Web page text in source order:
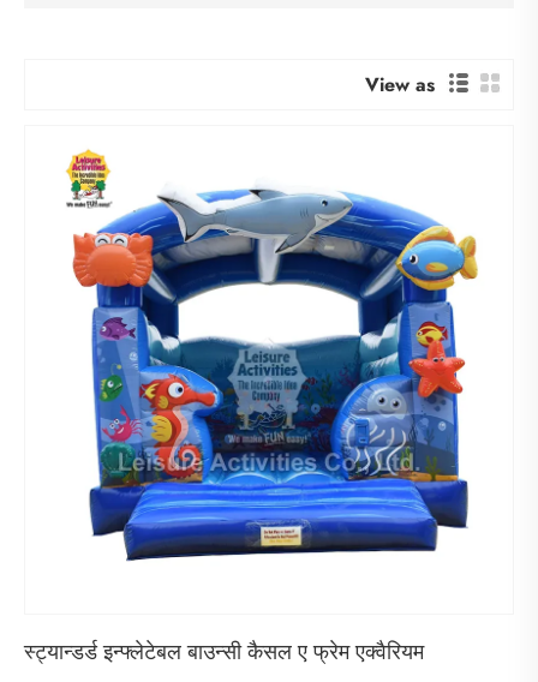
View as
स्ट्यान्डर्ड इन्फ्लेटेबल बाउन्सी कैसल ए फ्रेम एक्वैरियम